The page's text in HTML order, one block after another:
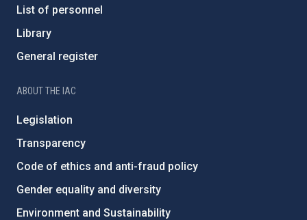
List of personnel
Library
General register
ABOUT THE IAC
Legislation
Transparency
Code of ethics and anti-fraud policy
Gender equality and diversity
Environment and Sustainability